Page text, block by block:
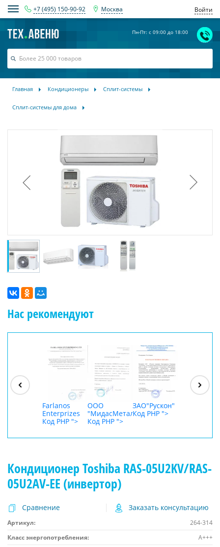
+7 (495) 150-90-92 Москва Войти
Пн-Пт: с 09:00 до 18:00
Главная Кондиционеры Сплит-системы
Сплит-системы для дома
Нас рекомендуют
Farlanos
Enterprizes
Код PHP ">
ООО
"МидасМеталлАрт"
Код PHP ">
ЗАО"Рускон"
Код PHP ">
Кондиционер Toshiba RAS-05U2KV/RAS-
05U2AV-EE (инвертор)
Сравнение Заказать консультацию
Артикул:
264-314
Класс энергопотребления:
A+++